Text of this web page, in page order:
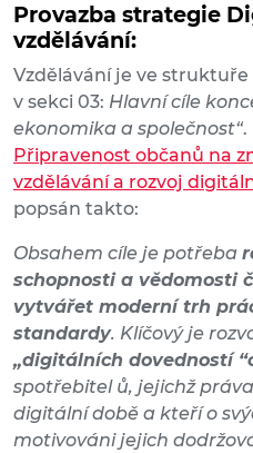
Provazba strategie
vzdělávání:
Vzdělávání je ve
v sekci 03: Hlavní cíle
ekonomika a společnost“.
Připravenost občanů na
vzdělávání a rozvoj
popsán takto:
Obsahem cíle je potřeba
schopnosti a vědomosti
vytvářet moderní trh
standardy. Klíčový je
„digitálních dovedností
spotřebitel ů, jejichž
digitální době a kteří o
motivováni jejich